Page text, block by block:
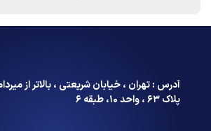
آدرس : تهران ، خیابان شریعتی ، بالاتر از
پلاک ۶۳ ، واحد ۱۰، طبقه ۶